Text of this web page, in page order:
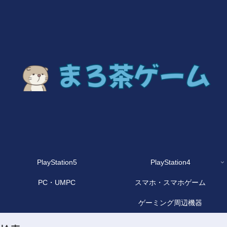
PlayStation5 PlayStation4
PC・UMPC スマホ・スマホゲーム
ゲーミング周辺機器